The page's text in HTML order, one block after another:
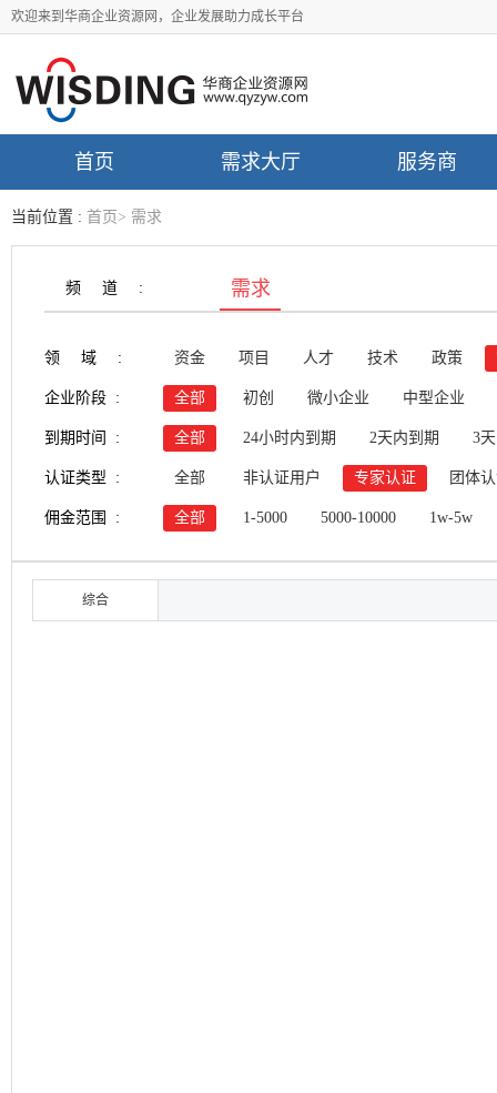
欢迎来到华商企业资源网，企业发展助力成长平台
首页 需求大厅 服务商
当前位置 : 首页 > 需求
频道: 需求
领域: 资金 项目 人才 技术 政策
企业阶段 : 全部 初创 微小企业 中型企业
到期时间 : 全部 24小时内到期 2天内到期 3
认证类型 : 全部 非认证用户 专家认证 团体
佣金范围 : 全部 1-5000 5000-10000 1w-5w
综合